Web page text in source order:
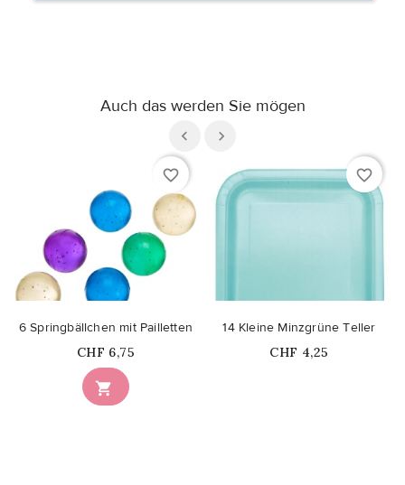
Auch das werden Sie mögen
favorite_border

6 Springbällchen mit Pailletten
Price
CHF 6,75
favorite_border
14 Kleine Minzgrüne Teller
Price
CHF 4,25